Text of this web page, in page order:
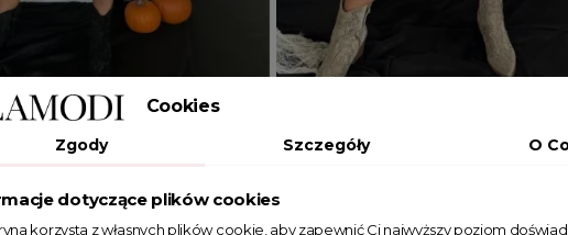
midi z eko-skóry Shiloh
Spódnica bombka midi z eko-skóry
Cookies
Zgody Szczegóły O
dotyczące plików cookies
korzysta z własnych plików cookie, aby zapewnić Ci najwyższy poziom